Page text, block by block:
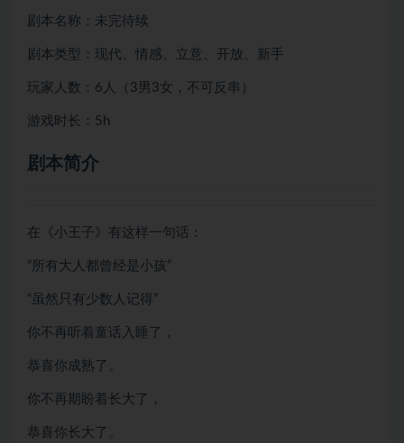
剧本名称：未完待续
剧本类型：现代、情感、立意、开放、新手
玩家人数：6人（3男3女，不可反串）
游戏时长：5h
剧本简介
在《小王子》有这样一句话：
“所有大人都曾经是小孩”
“虽然只有少数人记得”
你不再听着童话入睡了，
恭喜你成熟了。
你不再期盼着长大了，
恭喜你长大了。